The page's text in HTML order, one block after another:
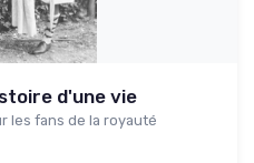
d'une vie
les fans de la royauté